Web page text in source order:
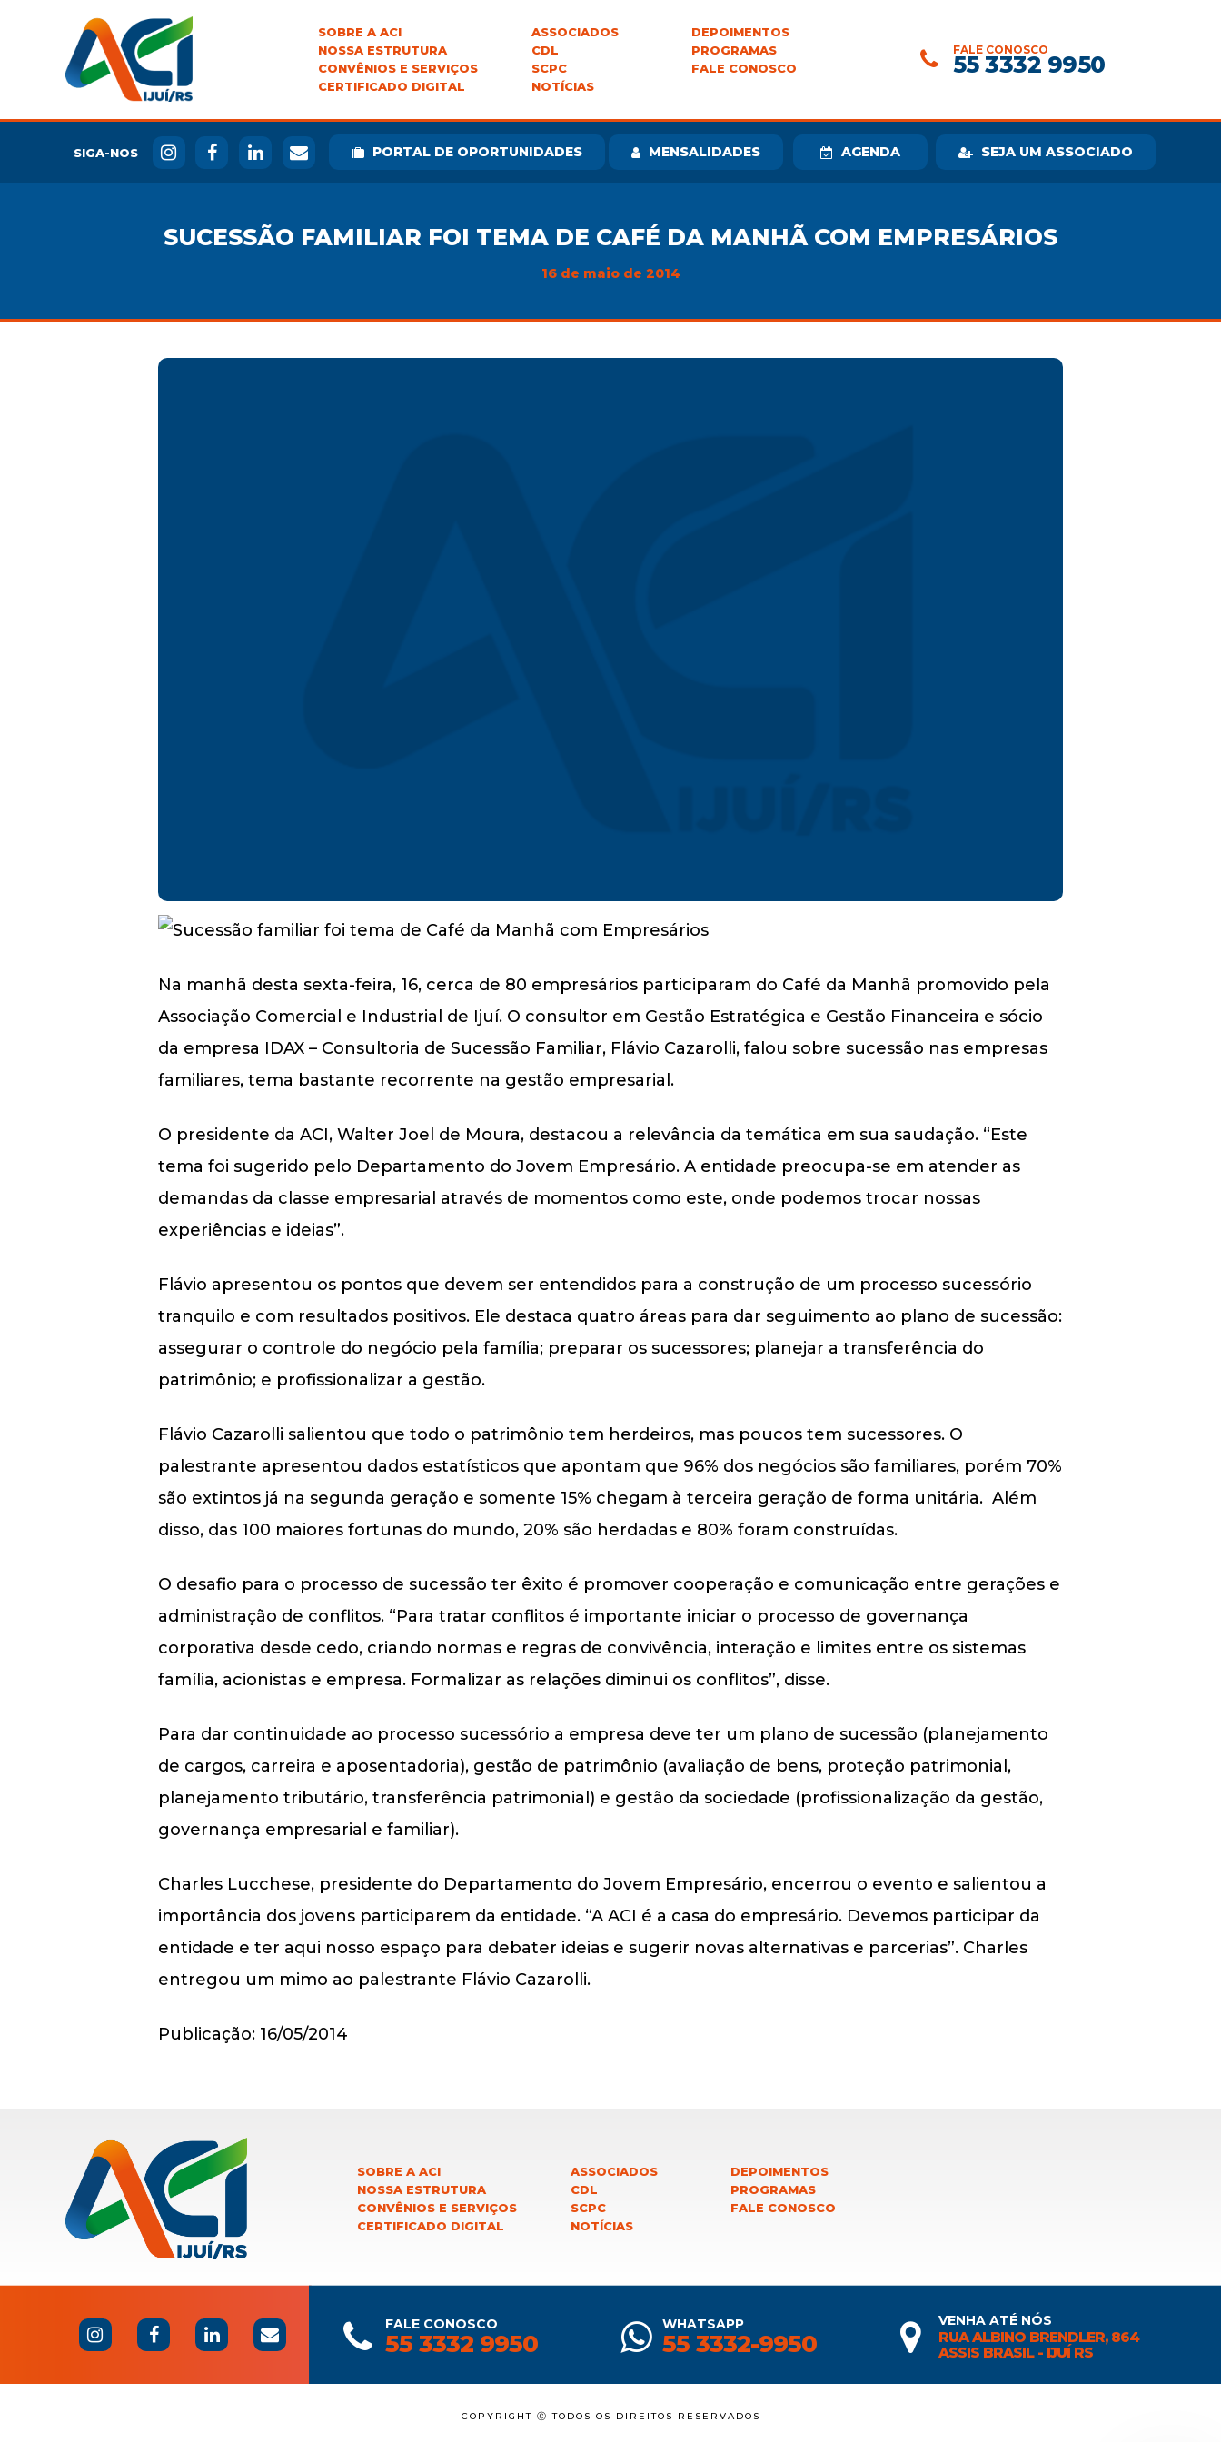
SOBRE A ACI
NOSSA ESTRUTURA
CONVÊNIOS E SERVIÇOS
CERTIFICADO DIGITAL
ASSOCIADOS
CDL
SCPC
NOTÍCIAS
DEPOIMENTOS
PROGRAMAS
FALE CONOSCO
FALE CONOSCO
55 3332 9950
SIGA-NOS PORTAL DE OPORTUNIDADES MENSALIDADES AGENDA SEJA UM ASSOCIADO
SUCESSÃO FAMILIAR FOI TEMA DE CAFÉ DA MANHÃ COM EMPRESÁRIOS
16 de maio de 2014
Na manhã desta sexta-feira, 16, cerca de 80 empresários participaram do Café da Manhã promovido pela
Associação Comercial e Industrial de Ijuí. O consultor em Gestão Estratégica e Gestão Financeira e sócio
da empresa IDAX – Consultoria de Sucessão Familiar, Flávio Cazarolli, falou sobre sucessão nas empresas
familiares, tema bastante recorrente na gestão empresarial.
O presidente da ACI, Walter Joel de Moura, destacou a relevância da temática em sua saudação. “Este
tema foi sugerido pelo Departamento do Jovem Empresário. A entidade preocupa-se em atender as
demandas da classe empresarial através de momentos como este, onde podemos trocar nossas
experiências e ideias”.
Flávio apresentou os pontos que devem ser entendidos para a construção de um processo sucessório
tranquilo e com resultados positivos. Ele destaca quatro áreas para dar seguimento ao plano de sucessão:
assegurar o controle do negócio pela família; preparar os sucessores; planejar a transferência do
patrimônio; e profissionalizar a gestão.
Flávio Cazarolli salientou que todo o patrimônio tem herdeiros, mas poucos tem sucessores. O
palestrante apresentou dados estatísticos que apontam que 96% dos negócios são familiares, porém 70%
são extintos já na segunda geração e somente 15% chegam à terceira geração de forma unitária. Além
disso, das 100 maiores fortunas do mundo, 20% são herdadas e 80% foram construídas.
O desafio para o processo de sucessão ter êxito é promover cooperação e comunicação entre gerações e
administração de conflitos. “Para tratar conflitos é importante iniciar o processo de governança
corporativa desde cedo, criando normas e regras de convivência, interação e limites entre os sistemas
família, acionistas e empresa. Formalizar as relações diminui os conflitos”, disse.
Para dar continuidade ao processo sucessório a empresa deve ter um plano de sucessão (planejamento
de cargos, carreira e aposentadoria), gestão de patrimônio (avaliação de bens, proteção patrimonial,
planejamento tributário, transferência patrimonial) e gestão da sociedade (profissionalização da gestão,
governança empresarial e familiar).
Charles Lucchese, presidente do Departamento do Jovem Empresário, encerrou o evento e salientou a
importância dos jovens participarem da entidade. “A ACI é a casa do empresário. Devemos participar da
entidade e ter aqui nosso espaço para debater ideias e sugerir novas alternativas e parcerias”. Charles
entregou um mimo ao palestrante Flávio Cazarolli.
Publicação: 16/05/2014
SOBRE A ACI
NOSSA ESTRUTURA
CONVÊNIOS E SERVIÇOS
CERTIFICADO DIGITAL
ASSOCIADOS
CDL
SCPC
NOTÍCIAS
DEPOIMENTOS
PROGRAMAS
FALE CONOSCO
FALE CONOSCO
55 3332 9950
WHATSAPP
55 3332-9950
VENHA ATÉ NÓS
RUA ALBINO BRENDLER, 864
ASSIS BRASIL - IJUÍ RS
COPYRIGHT Ⓒ TODOS OS DIREITOS RESERVADOS